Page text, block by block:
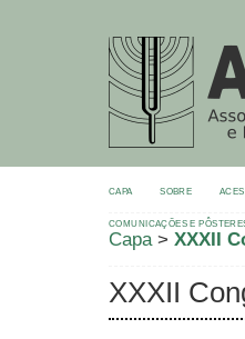
CAPA SOBRE
COMUNICAÇÕES E
Capa> XXXII
XXXII